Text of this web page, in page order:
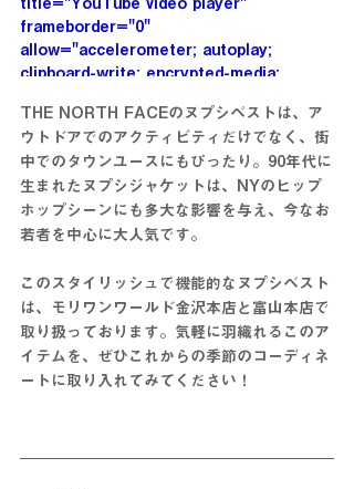
title="YouTube video player"
frameborder="0"
allow="accelerometer; autoplay;
clipboard-write; encrypted-media;
share" referrerpolicy="strict-origin-
when-cross-origin" allowfullscreen>
</iframe>
THE NORTH FACEの ヌプシベスト は、ア
ウトドアでのアクティビティだけでなく、街
中でのタウンユースにもぴったり。90年代に
生まれたヌプシジャケットは、NYのヒップ
ホップシーンにも多大な影響を与え、今なお
若者を中心に大人気です。
このスタイリッシュで機能的なヌプシベスト
は、モリワンワールド金沢本店と富山本店で
取り扱っております。気軽に羽織れるこのア
イテムを、ぜひこれからの季節のコーディネ
ートに取り入れてみてください！